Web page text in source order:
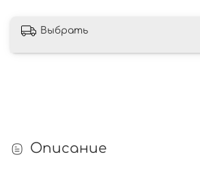
Выбрать
Описание